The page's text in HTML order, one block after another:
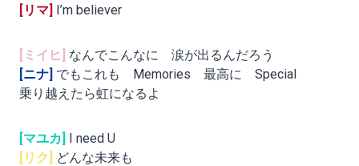
[リマ] I’m believer
[ミイヒ] なんでこんなに 涙が出るんだろう
[ニナ] でもこれも Memories 最高に Special
乗り越えたら虹になるよ
[マユカ] I need U
[リク] どんな未来も